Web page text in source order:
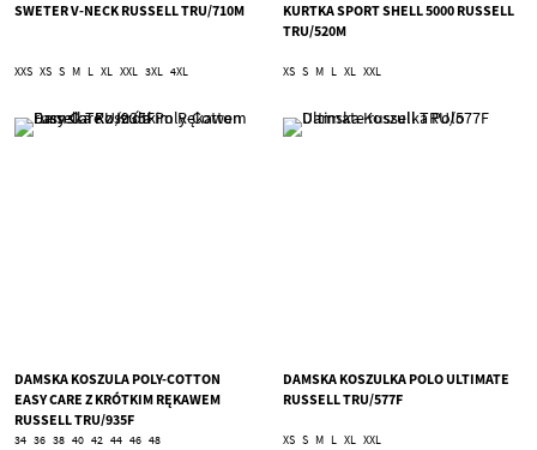
SWETER V-NECK RUSSELL TRU/710M
XXS XS S M L XL XXL 3XL 4XL
KURTKA SPORT SHELL 5000 RUSSELL
TRU/520M
XS S M L XL XXL
DAMSKA KOSZULA POLY-COTTON
EASY CARE Z KRÓTKIM RĘKAWEM
RUSSELL TRU/935F
34 36 38 40 42 44 46 48
DAMSKA KOSZULKA POLO ULTIMATE
RUSSELL TRU/577F
XS S M L XL XXL